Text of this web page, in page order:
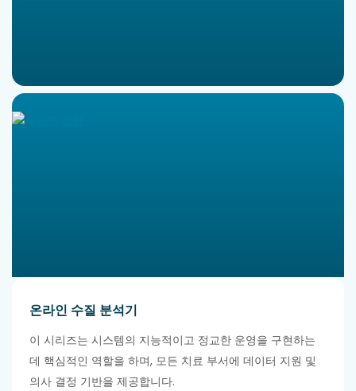
온라인 수질 분석기
이 시리즈는 시스템의 지능적이고 정교한 운영을 구현하는
데 핵심적인 역할을 하며, 모든 치료 부서에 데이터 지원 및
의사 결정 기반을 제공합니다.